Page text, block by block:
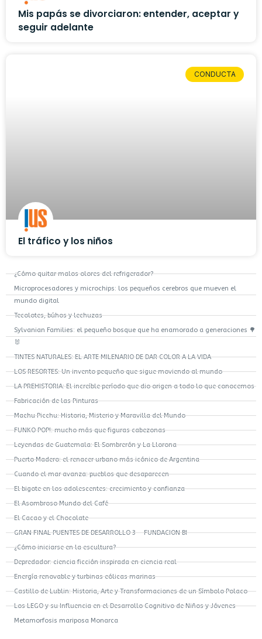
Mis papás se divorciaron: entender, aceptar y
seguir adelante
CONDUCTA
El tráfico y los niños
¿Cómo quitar malos olores del refrigerador?
Microprocesadores y microchips: los pequeños cerebros que mueven el
mundo digital
Tecolotes, búhos y lechuzas
Sylvanian Families: el pequeño bosque que ha enamorado a generaciones 🌳
🐰
TINTES NATURALES: EL ARTE MILENARIO DE DAR COLOR A LA VIDA
LOS RESORTES: Un invento pequeño que sigue moviendo al mundo
LA PREHISTORIA: El increíble período que dio origen a todo lo que conocemos
Fabricación de las Pinturas
Machu Picchu: Historia, Misterio y Maravilla del Mundo
FUNKO POP!: mucho más que figuras cabezonas
Leyendas de Guatemala: El Sombrerón y La Llorona
Puerto Madero: el renacer urbano más icónico de Argentina
Cuando el mar avanza: pueblos que desaparecen
El bigote en los adolescentes: crecimiento y confianza
El Asombroso Mundo del Café
El Cacao y el Chocolate
GRAN FINAL PUENTES DE DESARROLLO 3 – FUNDACION BI
¿Cómo iniciarse en la escultura?
Depredador: ciencia ficción inspirada en ciencia real
Energía renovable y turbinas eólicas marinas
Castillo de Lublin: Historia, Arte y Transformaciones de un Símbolo Polaco
Los LEGO y su Influencia en el Desarrollo Cognitivo de Niños y Jóvenes
Metamorfosis mariposa Monarca